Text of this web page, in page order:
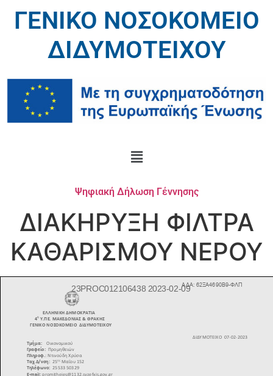
ΓΕΝΙΚΟ ΝΟΣΟΚΟΜΕΙΟ
ΔΙΔΥΜΟΤΕΙΧΟΥ
Ψηφιακή Δήλωση Γέννησης
ΔΙΑΚΗΡΥΞΗ ΦΙΛΤΡΑ
ΚΑΘΑΡΙΣΜΟΥ ΝΕΡΟΥ